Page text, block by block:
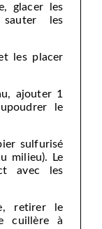
glacer les
les
les placer
ajouter 1
le
sulfurisé
milieu). Le
avec les
retirer le
cuillère à